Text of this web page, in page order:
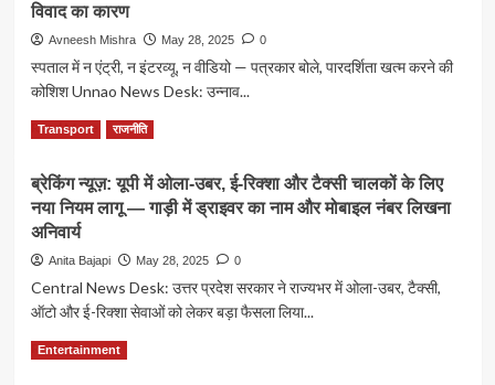
तक
बाल
मुक्त
होगा
प्रदेश:
सरकार
की
विवाद का कारण
Avneesh Mishra May 28, 2025 0
स्पताल में न एंट्री, न इंटरव्यू, न वीडियो — पत्रकार बोले, पारदर्शिता खत्म करने की
कोशिश Unnao News Desk: उन्नाव...
Read MoreRead
more
उन्नाव
जिला
मीडिया
पर
ताला!
का
Transport राजनीति
ब्रेकिंग न्यूज़: यूपी में ओला-उबर, ई-रिक्शा और टैक्सी चालकों के लिए
नया नियम लागू — गाड़ी में ड्राइवर का नाम और मोबाइल नंबर लिखना
अनिवार्य
Anita Bajapi May 28, 2025 0
Central News Desk: उत्तर प्रदेश सरकार ने राज्यभर में ओला-उबर, टैक्सी,
ऑटो और ई-रिक्शा सेवाओं को लेकर बड़ा फैसला लिया...
Read MoreRead
more
Entertainment